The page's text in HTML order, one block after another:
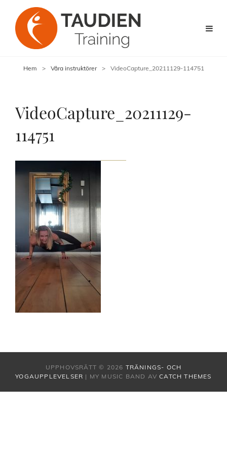
Hem > Våra instruktörer > VideoCapture_20211129-114751
VideoCapture_20211129-
114751
UPPHOVSRÄTT © 2026 TRÄNINGS- OCH
YOGAUPPLEVELSER | MY MUSIC BAND AVCATCH THEMES